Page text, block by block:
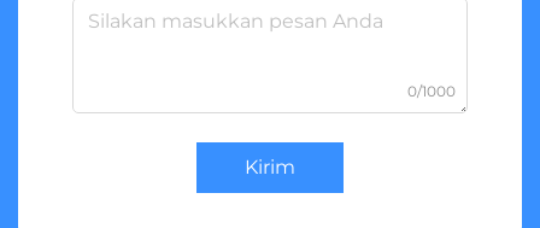
0/1000
Kirim